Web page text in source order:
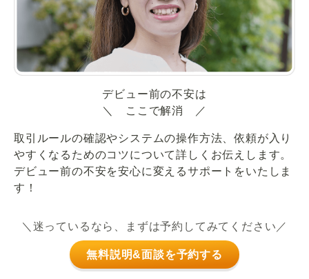
デビュー前の不安は
＼ ここで解消 ／
取引ルールの確認やシステムの操作方法、依頼が入り
やすくなるためのコツについて詳しくお伝えします。
デビュー前の不安を安心に変えるサポートをいたしま
す！
＼迷っているなら、まずは予約してみてください／
無料説明&面談を予約する